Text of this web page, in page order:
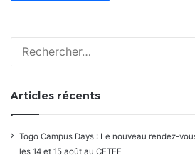
Articles récents
Togo Campus Days : Le nouveau rendez-
les 14 et 15 août au CETEF